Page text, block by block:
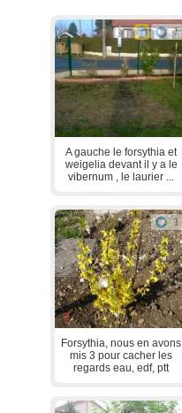
1
A gauche le forsythia et
weigelia devant il y a le
vibernum , le laurier ...
1
Forsythia, nous en avons
mis 3 pour cacher les
regards eau, edf, ptt